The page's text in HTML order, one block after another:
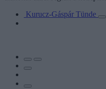
Kurucz-Gáspár Tünde